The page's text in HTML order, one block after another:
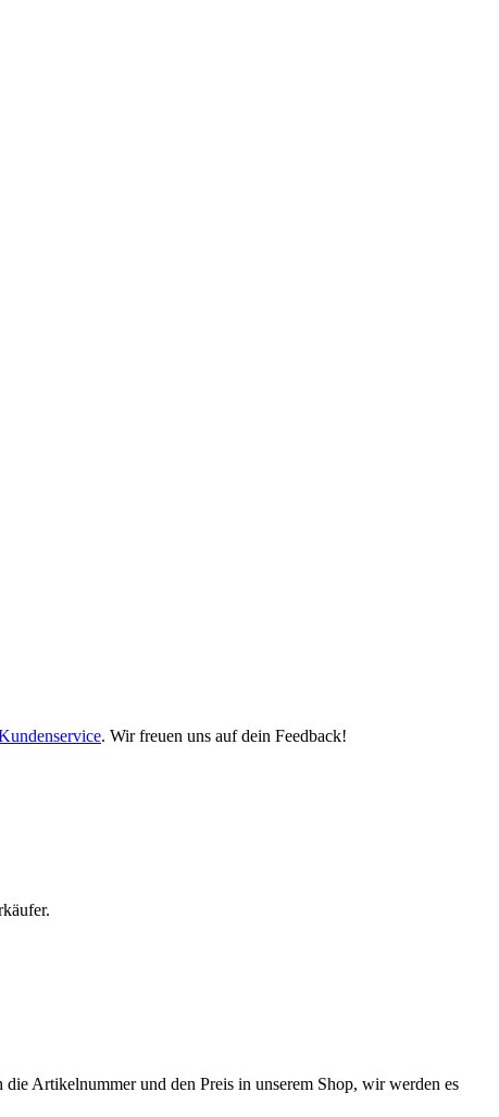
. Wir freuen uns auf dein Feedback!
Artikelnummer und den Preis in unserem Shop, wir werden es